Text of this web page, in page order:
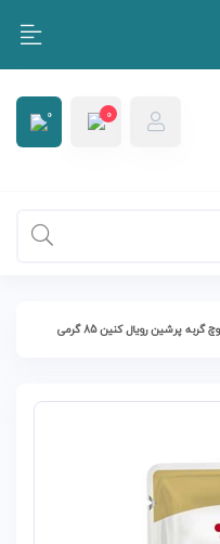
0
در سبد خرید نیست.
0
گربه پرشین رویال کنین 85 گرمی